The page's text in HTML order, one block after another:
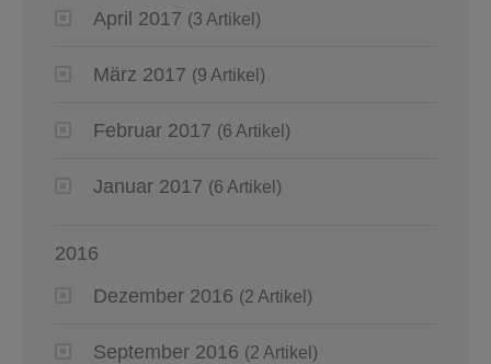
April 2017 (3 Artikel)
März 2017 (9 Artikel)
Februar 2017 (6 Artikel)
Januar 2017 (6 Artikel)
2016
Dezember 2016 (2 Artikel)
September 2016 (2 Artikel)